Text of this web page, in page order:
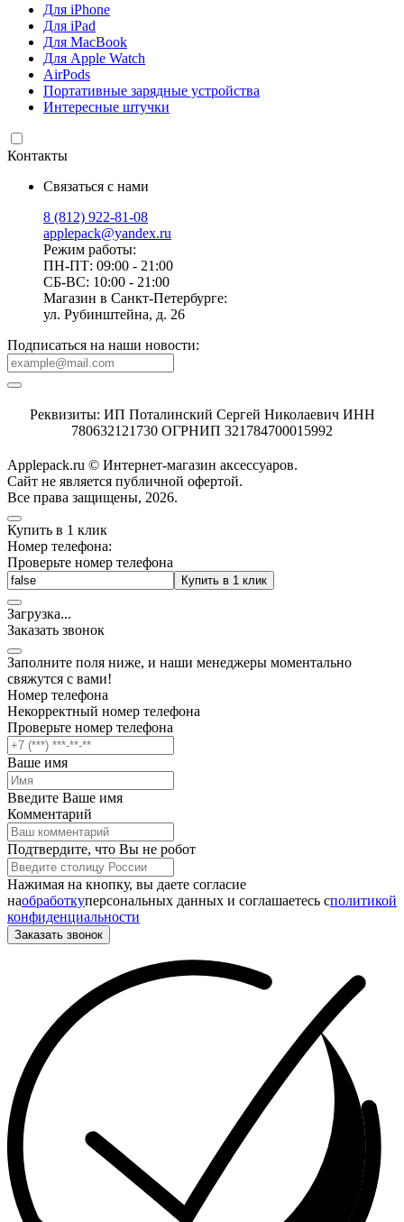
Для iPhone
Для iPad
Для MacBook
Для Apple Watch
AirPods
Портативные зарядные устройства
Интересные штучки
Контакты
Связаться с нами
8 (812) 922-81-08
applepack@yandex.ru
Режим работы:
ПН-ПТ: 09:00 - 21:00
СБ-ВС: 10:00 - 21:00
Магазин в Санкт-Петербурге:
ул. Рубинштейна, д. 26
Подписаться на наши новости:
Реквизиты: ИП Поталинский Сергей Николаевич ИНН
780632121730 ОГРНИП 321784700015992
Applepack.ru © Интернет-магазин аксессуаров.
Cайт не является публичной офертой.
Все права защищены, 2026.
Купить в 1 клик
Номер телефона:
Проверьте номер телефона
Купить в 1 клик
Загрузка...
Заказать звонок
Заполните поля ниже, и наши менеджеры моментально
свяжутся с вами!
Номер телефона
Некорректный номер телефона
Проверьте номер телефона
Ваше имя
Введите Ваше имя
Комментарий
Подтвердите, что Вы не робот
Нажимая на кнопку, вы даете согласие
наобработкуперсональных данных и соглашаетесь cполитикой
конфиденциальности
Заказать звонок